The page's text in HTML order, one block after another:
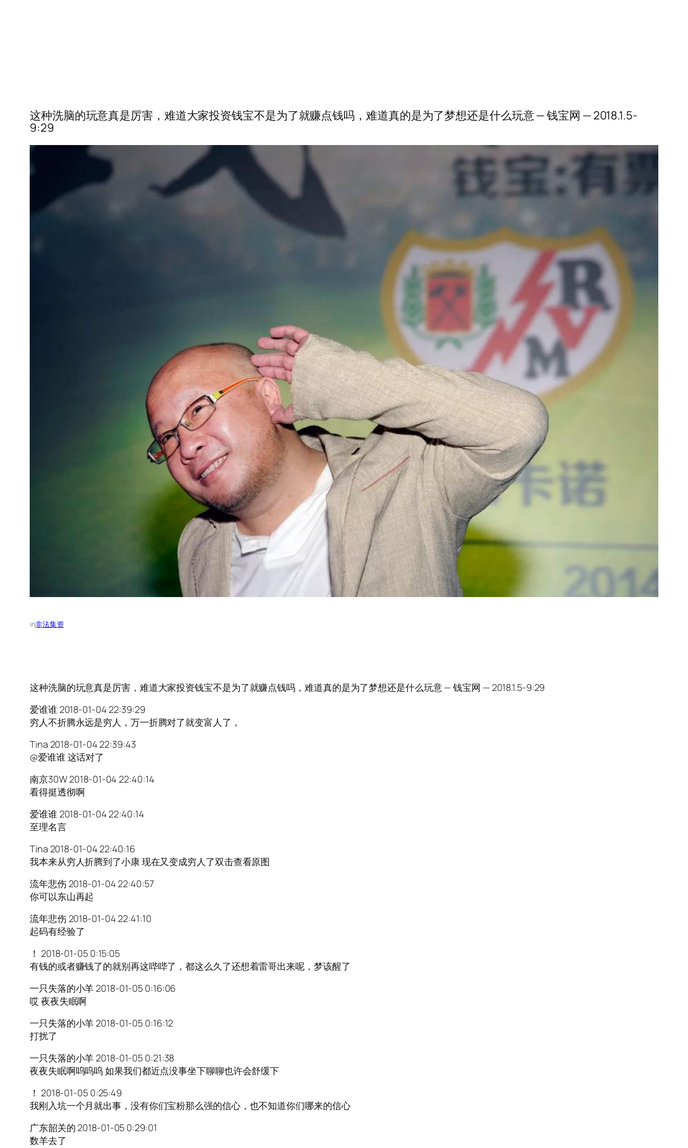
这种洗脑的玩意真是厉害，难道大家投资钱宝不是为了就赚点钱吗，难道真的是为了梦想还是什么玩意 — 钱宝网 — 2018.1.5-
9:29
in非法集资
这种洗脑的玩意真是厉害，难道大家投资钱宝不是为了就赚点钱吗，难道真的是为了梦想还是什么玩意 — 钱宝网 — 2018.1.5-9:29
爱谁谁 2018-01-04 22:39:29
穷人不折腾永远是穷人，万一折腾对了就变富人了，
Tina 2018-01-04 22:39:43
@爱谁谁 这话对了
南京30W 2018-01-04 22:40:14
看得挺透彻啊
爱谁谁 2018-01-04 22:40:14
至理名言
Tina 2018-01-04 22:40:16
我本来从穷人折腾到了小康 现在又变成穷人了双击查看原图
流年悲伤 2018-01-04 22:40:57
你可以东山再起
流年悲伤 2018-01-04 22:41:10
起码有经验了
！ 2018-01-05 0:15:05
有钱的或者赚钱了的就别再这哔哔了，都这么久了还想着雷哥出来呢，梦该醒了
一只失落的小羊 2018-01-05 0:16:06
哎 夜夜失眠啊
一只失落的小羊 2018-01-05 0:16:12
打扰了
一只失落的小羊 2018-01-05 0:21:38
夜夜失眠啊呜呜呜 如果我们都近点没事坐下聊聊也许会舒缓下
！ 2018-01-05 0:25:49
我刚入坑一个月就出事，没有你们宝粉那么强的信心，也不知道你们哪来的信心
广东韶关的 2018-01-05 0:29:01
数羊去了